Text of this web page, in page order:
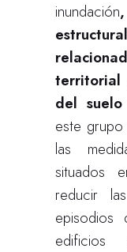
inundación
territorial
del suelo
este grupo
las
situados
reducir
episodios